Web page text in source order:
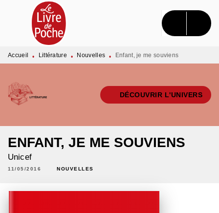
MENU RECHERCHE CONTENU
PIED DE PAGE
Accueil • Littérature • Nouvelles • Enfant, je me souviens
DÉCOUVRIR L'UNIVERS
ENFANT, JE ME SOUVIENS
Unicef
11/05/2016 NOUVELLES